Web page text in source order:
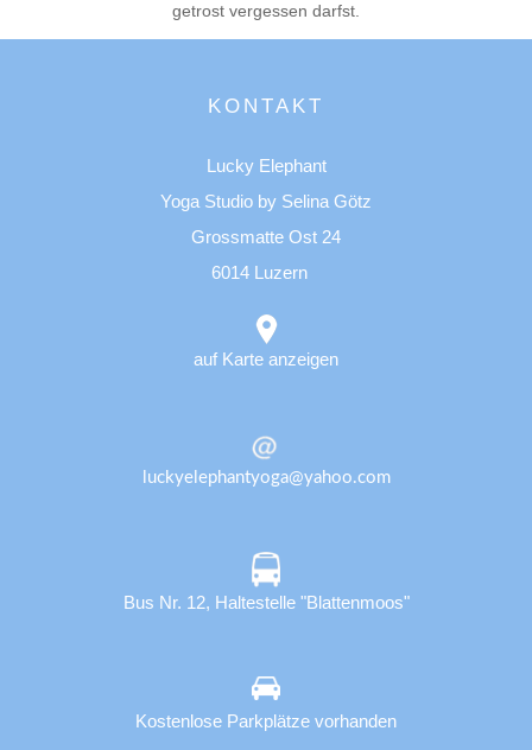
getrost vergessen darfst.
KONTAKT
Lucky Elephant
Yoga Studio by Selina Götz
Grossmatte Ost 24
6014 Luzern
auf Karte anzeigen
luckyelephantyoga@yahoo.com
Bus Nr. 12, Haltestelle "Blattenmoos"
Kostenlose Parkplätze vorhanden